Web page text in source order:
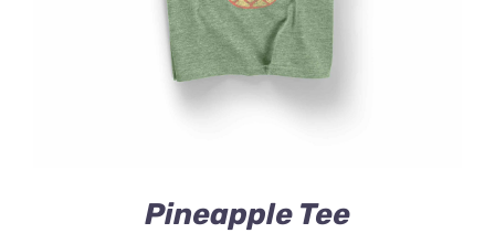
Pineapple Tee